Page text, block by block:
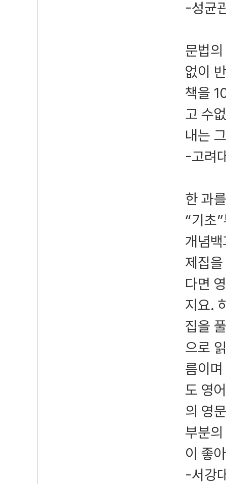
-성균
문법
없이
책을
고 수
내는
-고려
한 과
“기초
개념
제집
다면
지요.
집을
으로
름이
도 영
의 영
부분
이 좋
-서강